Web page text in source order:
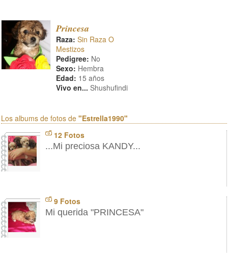
Princesa
Raza: Sin Raza O
Mestizos
Pedigree: No
Sexo: Hembra
Edad: 15 años
Vivo en... Shushufindi
Los albums de fotos de "Estrella1990"
12 Fotos
...Mi preciosa KANDY...
9 Fotos
Mi querida "PRINCESA"